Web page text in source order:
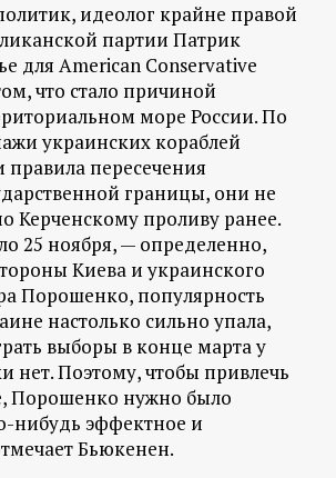
идеолог крайне правой
партии Патрик
для American Conservative
что стало причиной
море России. По
украинских кораблей
правила пересечения
границы, они не
Керченскому проливу ранее.
25 ноября, — определенно,
Киева и украинского
Порошенко, популярность
настолько сильно упала,
выборы в конце марта у
нет. Поэтому, чтобы привлечь
Порошенко нужно было
нибудь эффектное и
Бьюкенен.